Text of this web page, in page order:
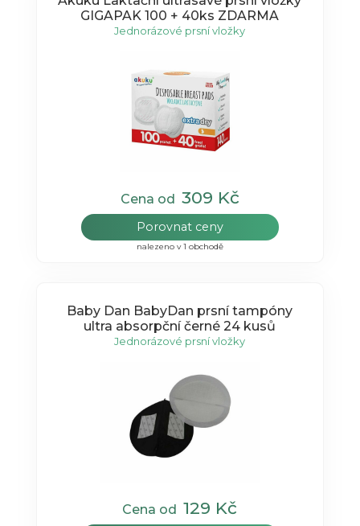
GIGAPAK 100 + 40ks ZDARMA
Jednorázové prsní vložky
Cena od 309 Kč
Porovnat ceny
nalezeno v 1 obchodě
Baby Dan BabyDan prsní tampóny
ultra absorpční černé 24 kusů
Jednorázové prsní vložky
Cena od 129 Kč